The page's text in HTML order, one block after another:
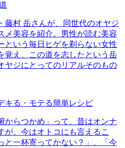
藤村 岳さんが、同世代のオヤジ
メ美容を紹介。男性が読む美容
という毎日ヒゲを剃らない女性
覚え、この道を志したという岳
ヤジにとってのリアルそのもの
キる・モテる簡単レシピ
からつかめ」って、昔はオンナ
が、今はオトコにも言えるこ
と一杯寄ってかない？」、「今